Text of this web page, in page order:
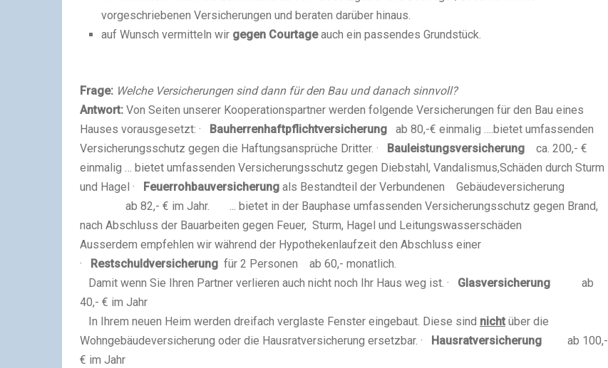
vorgeschriebenen Versicherungen und beraten darüber hinaus.
auf Wunsch vermitteln wir gegen Courtageauch ein passendes Grundstück.
Frage: Welche Versicherungen sind dann für den Bau und danach sinnvoll?
Antwort: Von Seiten unserer Kooperationspartner werden folgende Versicherungen für den Bau eines
Hauses vorausgesetzt: · Bauherrenhaftpflichtversicherung ab 80,-€ einmalig ….bietet umfassenden
Versicherungsschutz gegen die Haftungsansprüche Dritter. · Bauleistungsversicherung ca. 200,- €
einmalig … bietet umfassenden Versicherungsschutz gegen Diebstahl, Vandalismus,Schäden durch Sturm
und Hagel · Feuerrohbauversicherung als Bestandteil der Verbundenen Gebäudeversicherung
ab 82,- € im Jahr.
... bietet in der Bauphase umfassenden Versicherungsschutz gegen Brand,
nach Abschluss der Bauarbeiten gegen Feuer, Sturm, Hagel und Leitungswasserschäden
Ausserdem empfehlen wir während der Hypothekenlaufzeit den Abschluss einer
·
Restschuldversicherung für 2 Personen ab 60,- monatlich.
Damit wenn Sie Ihren Partner verlieren auch nicht noch Ihr Haus weg ist. · Glasversicherung ab
40,- € im Jahr
In Ihrem neuen Heim werden dreifach verglaste Fenster eingebaut. Diese sind nicht über die
Wohngebäudeversicherung oder die Hausratversicherung ersetzbar. · Hausratversicherung ab 100,-
€ im Jahr